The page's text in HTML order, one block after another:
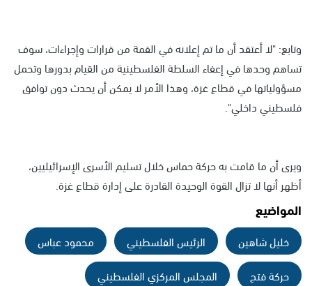
وتابع: "لا أعتقد أن ما تم إعلانه في القمة من قرارات وإجراءات، سوف
تساهم وحدها في إعفاء السلطة الفلسطينية من القيام بدورها وتحمل
مسؤولياتها في قطاع غزة، وهذا الأمر لا يمكن أن يحدث دون توافق
فلسطيني داخلي".
ويرى أن ما قامت به حركة حماس خلال تسليم الأسرى الإسرائيليين،
أظهر أنها لا تزال القوة الوحيدة القادرة على إدارة قطاع غزة.
المواضيع
خليل شاهين الرئيس الفلسطيني
محمود عباس
حركة فتح
المجلس المركزي الفلسطيني